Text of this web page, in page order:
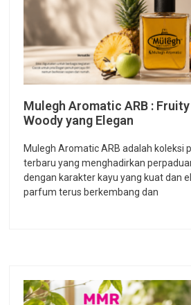
Mulegh Aromatic ARB :
Woody yang Elegan
Mulegh Aromatic ARB adalah koleksi
terbaru yang menghadirkan
dengan karakter kayu yang kuat dan
parfum terus berkembang dan